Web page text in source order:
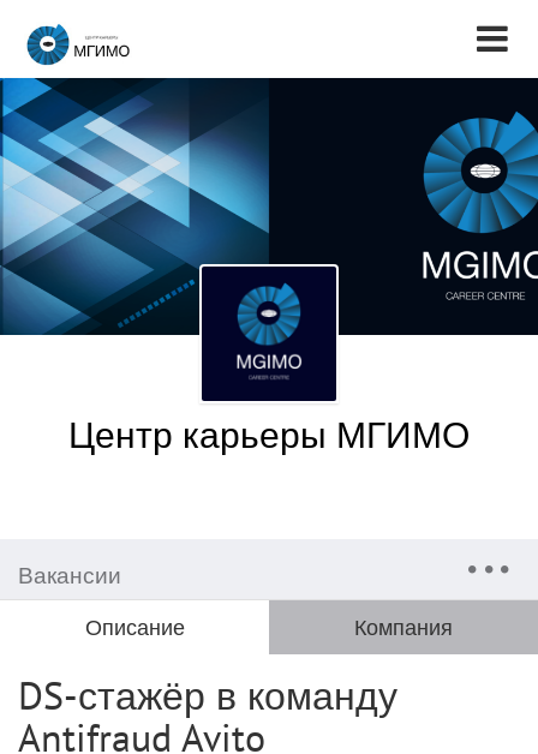
Центр карьеры МГИМО
Вакансии
Описание Компания
DS-стажёр в команду
Antifraud Avito